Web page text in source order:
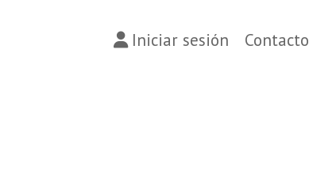
Iniciar sesión Contacto